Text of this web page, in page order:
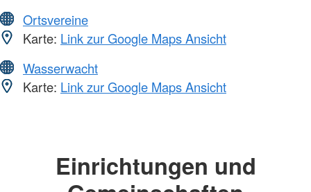
Ortsvereine
Karte: Link zur Google Maps Ansicht
Wasserwacht
Karte: Link zur Google Maps Ansicht
Einrichtungen und